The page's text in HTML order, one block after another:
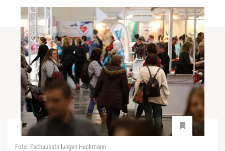
Foto: Fachausstellungen Heckmann